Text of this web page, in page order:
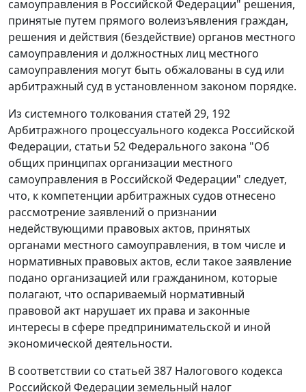
самоуправления в Российской Федерации" решения,
принятые путем прямого волеизъявления граждан,
решения и действия (бездействие) органов местного
самоуправления и должностных лиц местного
самоуправления могут быть обжалованы в суд или
арбитражный суд в установленном законом порядке.
Из системного толкования статей 29, 192
Арбитражного процессуального кодекса Российской
Федерации, статьи 52Федерального закона "Об
общих принципах организации местного
самоуправления в Российской Федерации" следует,
что, к компетенции арбитражных судов отнесено
рассмотрение заявлений о признании
недействующими правовых актов, принятых
органами местного самоуправления, в том числе и
нормативных правовых актов, если такое заявление
подано организацией или гражданином, которые
полагают, что оспариваемый нормативный
правовой акт нарушает их права и законные
интересы в сфере предпринимательской и иной
экономической деятельности.
В соответствии со статьей 387 Налогового кодекса
Российской Федерации земельный налог